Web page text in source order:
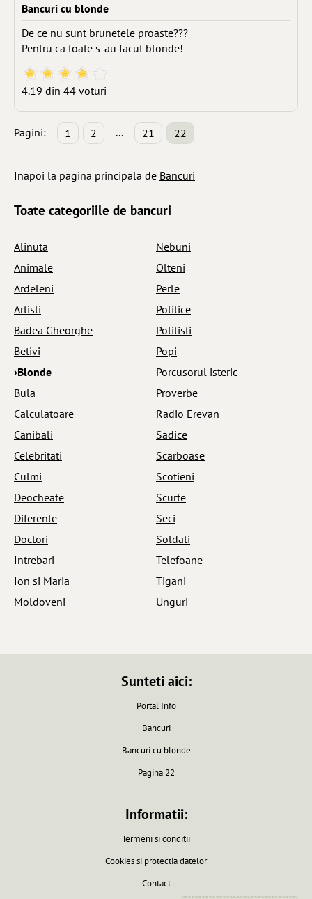
Bancuri cu blonde
De ce nu sunt brunetele proaste???
Pentru ca toate s-au facut blonde!
4.19 din 44 voturi
Pagini: 1 2 ... 21 22
Inapoi la pagina principala de Bancuri
Toate categoriile de bancuri
Alinuta
Animale
Ardeleni
Artisti
Badea Gheorghe
Betivi
›Blonde
Bula
Calculatoare
Canibali
Celebritati
Culmi
Deocheate
Diferente
Doctori
Intrebari
Ion si Maria
Moldoveni
Nebuni
Olteni
Perle
Politice
Politisti
Popi
Porcusorul isteric
Proverbe
Radio Erevan
Sadice
Scarboase
Scotieni
Scurte
Seci
Soldati
Telefoane
Tigani
Unguri
Sunteti aici:
Portal Info
Bancuri
Bancuri cu blonde
Pagina 22
Informatii:
Termeni si conditii
Cookies si protectia datelor
Contact